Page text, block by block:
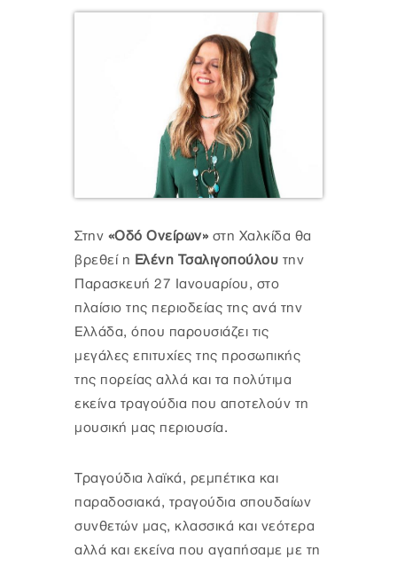
Στην «Οδό Ονείρων» στη Χαλκίδα θα
βρεθεί η Ελένη Τσαλιγοπούλου την
Παρασκευή 27 Ιανουαρίου, στο
πλαίσιο της περιοδείας της ανά την
Ελλάδα, όπου παρουσιάζει τις
μεγάλες επιτυχίες της προσωπικής
της πορείας αλλά και τα πολύτιμα
εκείνα τραγούδια που αποτελούν τη
μουσική μας περιουσία.
Τραγούδια λαϊκά, ρεμπέτικα και
παραδοσιακά, τραγούδια σπουδαίων
συνθετών μας, κλασσικά και νεότερα
αλλά και εκείνα που αγαπήσαμε με τη